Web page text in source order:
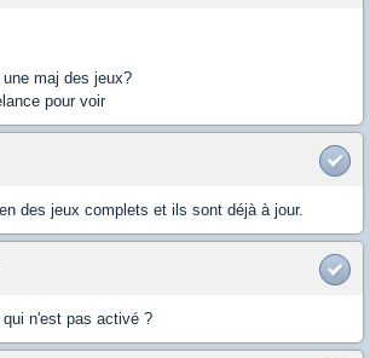
maj des jeux?
pour voir
des jeux complets et ils sont déjà à jour.
n'est pas activé ?